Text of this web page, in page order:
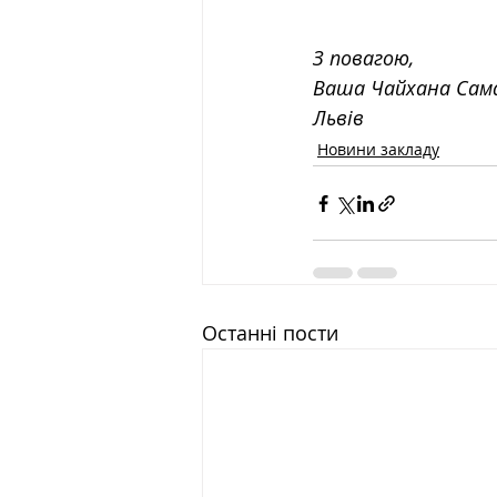
З повагою,
Ваша Чайхана
Львів
Новини закладу
Останні пости